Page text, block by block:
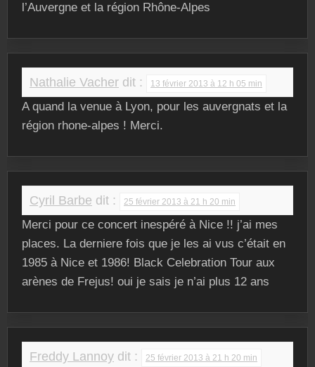
l’Auvergne et la région Rhône-Alpes
Nathalie Vacher dit : 13 février 2013 à 12 h 05 min
A quand la venue à Lyon, pour les auvergnats et la
région rhone-alpes ! Merci.
Cyril Barbe dit : 25 février 2013 à 21 h 20 min
Merci pour ce concert inespéré à Nice !! j’ai mes
places. La derniere fois que je les ai vus c’était en
1985 à Nice et 1986! Black Celebration Tour aux
arènes de Frejus! oui je sais je n’ai plus 12 ans
Freddy Lannoy dit : 25 février 2013 à 21 h 20 min